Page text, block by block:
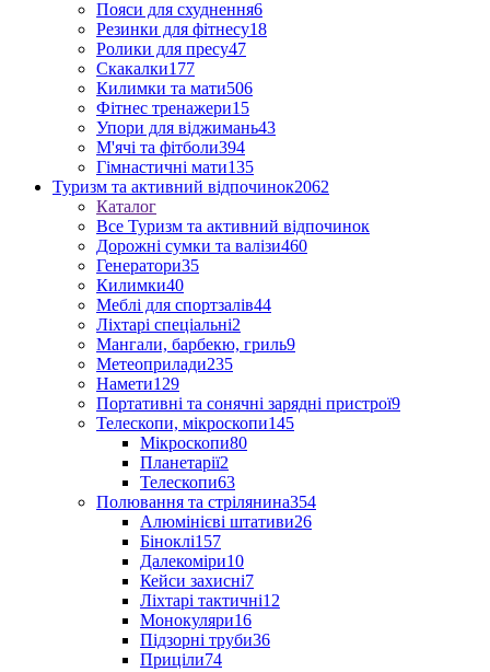
Пояси для схуднення6
Резинки для фітнесу18
Ролики для пресу47
Скакалки177
Килимки та мати506
Фітнес тренажери15
Упори для віджимань43
М'ячі та фітболи394
Гімнастичні мати135
Туризм та активний відпочинок2062
Каталог
Все Туризм та активний відпочинок
Дорожні сумки та валізи460
Генератори35
Килимки40
Меблі для спортзалів44
Ліхтарі спеціальні2
Мангали, барбекю, гриль9
Метеоприлади235
Намети129
Портативні та сонячні зарядні пристрої9
Телескопи, мікроскопи145
Мікроскопи80
Планетарії2
Телескопи63
Полювання та стрілянина354
Алюмінієві штативи26
Біноклі157
Далекоміри10
Кейси захисні7
Ліхтарі тактичні12
Монокуляри16
Підзорні труби36
Приціли74